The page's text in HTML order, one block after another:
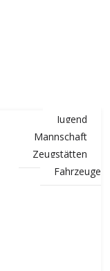
Jugend
Mannschaft
Zeugstätten
Fahrzeuge